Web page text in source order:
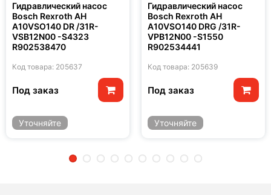
Гидравлический насос
Bosch Rexroth AH
A10VSO140 DR /31R-
VSB12N00 -S4323
R902538470
Код товара: 205637
Под заказ
Уточняйте
Гидравлический насос
Bosch Rexroth AH
A10VSO140 DRG /31R-
VPB12N00 -S1550
R902534441
Код товара: 205639
Под заказ
Уточняйте